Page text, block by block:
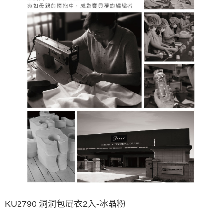
KU2790 洞洞包屁衣2入-冰晶粉